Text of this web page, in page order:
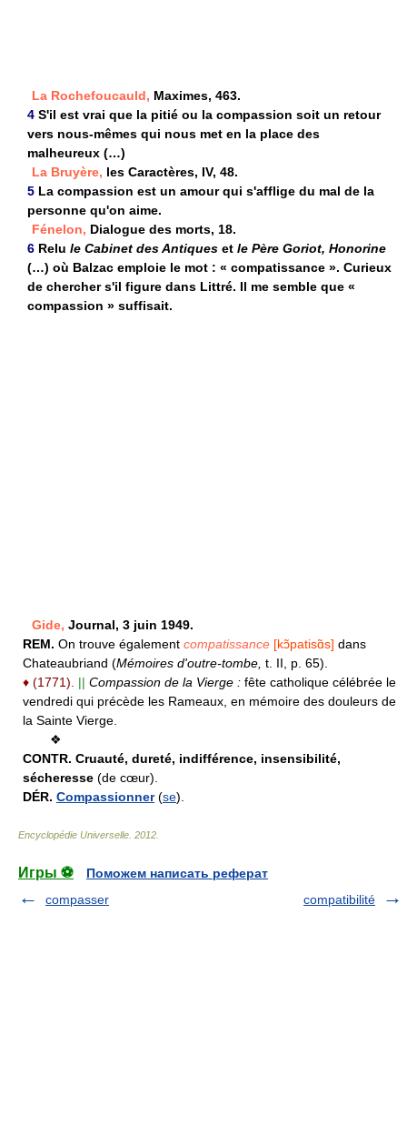
La Rochefoucauld, Maximes, 463.
4 S'il est vrai que la pitié ou la compassion soit un retour
vers nous-mêmes qui nous met en la place des
malheureux (…)
La Bruyère, les Caractères, IV, 48.
5 La compassion est un amour qui s'afflige du mal de la
personne qu'on aime.
Fénelon, Dialogue des morts, 18.
6 Relu le Cabinet des Antiques et le Père Goriot, Honorine
(…) où Balzac emploie le mot : « compatissance ». Curieux
de chercher s'il figure dans Littré. Il me semble que «
compassion » suffisait.
Gide, Journal, 3 juin 1949.
REM. On trouve également compatissance [kɔ̃patisɑ̃s] dans
Chateaubriand (Mémoires d'outre-tombe, t. II, p. 65).
♦ (1771). || Compassion de la Vierge : fête catholique célébrée le
vendredi qui précède les Rameaux, en mémoire des douleurs de
la Sainte Vierge.
❖
CONTR. Cruauté, dureté, indifférence, insensibilité,
sécheresse (de cœur).
DÉR. Compassionner (se).
Encyclopédie Universelle 2012
Игры ⚽
Поможем написать реферат
compasser
compatibilité